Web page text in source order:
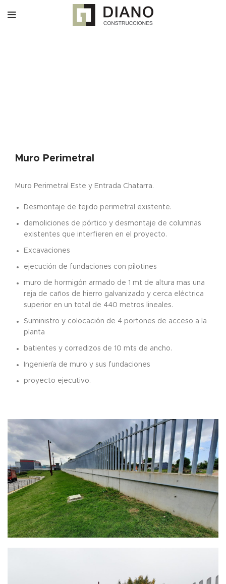
Muro Perimetral
Muro Perimetral Este y Entrada Chatarra.
Desmontaje de tejido perimetral existente.
demoliciones de pórtico y desmontaje de columnas
existentes que interfieren en el proyecto.
Excavaciones
ejecución de fundaciones con pilotines
muro de hormigón armado de 1 mt de altura mas una
reja de caños de hierro galvanizado y cerca eléctrica
superior en un total de 440 metros lineales.
Suministro y colocación de 4 portones de acceso a la
planta
batientes y corredizos de 10 mts de ancho.
Ingeniería de muro y sus fundaciones
proyecto ejecutivo.